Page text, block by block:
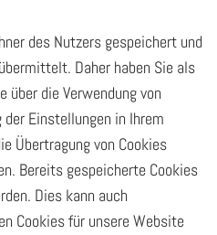
des Nutzers gespeichert und
Daher haben Sie als
über die Verwendung von
der Einstellungen in Ihrem
Übertragung von Cookies
Bereits gespeicherte Cookies
Dies kann auch
Cookies für unsere Website